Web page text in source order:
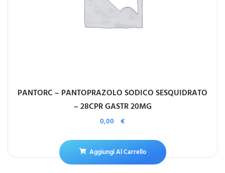
PANTORC – PANTOPRAZOLO SODICO SESQUIDRATO
– 28CPR GASTR 20MG
0,00 €
Aggiungi Al Carrello